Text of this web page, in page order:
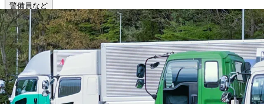
警備員など
ドライバー
大型トラック
中型トラック
準中型トラック
小型トラック